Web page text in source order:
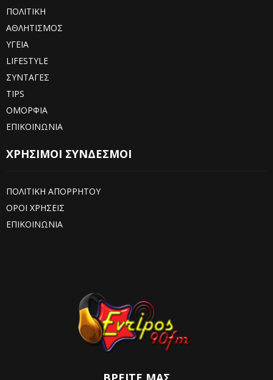
ΠΟΛΙΤΙΚΗ
ΑΘΛΗΤΙΣΜΟΣ
ΥΓΕΙΑ
LIFESTYLE
ΣΥΝΤΑΓΕΣ
TIPS
ΟΜΟΡΦΙΑ
ΕΠΙΚΟΙΝΩΝΙΑ
ΧΡΗΣΙΜΟΙ ΣΥΝΔΕΣΜΟΙ
ΠΟΛΙΤΙΚΗ ΑΠΟΡΡΗΤΟΥ
ΟΡΟΙ ΧΡΗΣΕΙΣ
ΕΠΙΚΟΙΝΩΝΙΑ